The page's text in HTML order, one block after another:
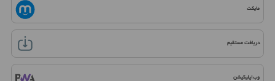
مایکت
دریافت مستقیم
وب‌اپلیکیشن